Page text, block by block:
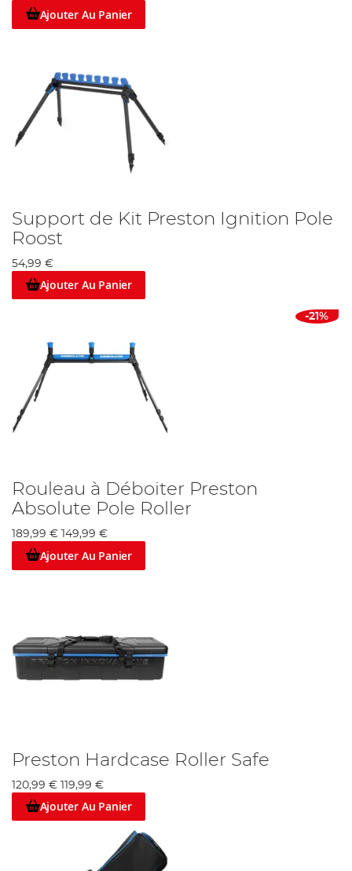
Ajouter Au Panier
Support de Kit Preston Ignition Pole
Roost
54,99 €
Ajouter Au Panier
-21%
Rouleau à Déboiter Preston
Absolute Pole Roller
189,99 € 149,99 €
Ajouter Au Panier
Preston Hardcase Roller Safe
120,99 € 119,99 €
Ajouter Au Panier